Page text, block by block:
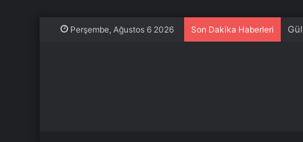
Perşembe, Ağustos 6 2026 Son Dakika Haberleri